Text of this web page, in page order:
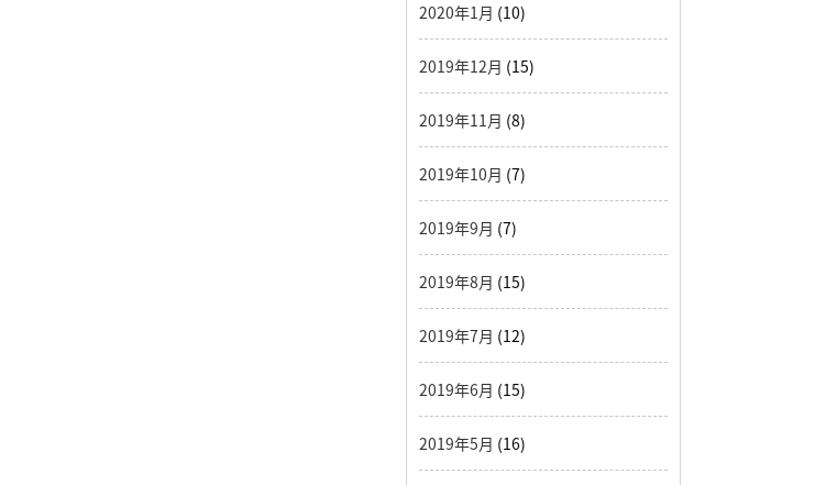
2020年1月 (10)
2019年12月 (15)
2019年11月 (8)
2019年10月 (7)
2019年9月 (7)
2019年8月 (15)
2019年7月 (12)
2019年6月 (15)
2019年5月 (16)